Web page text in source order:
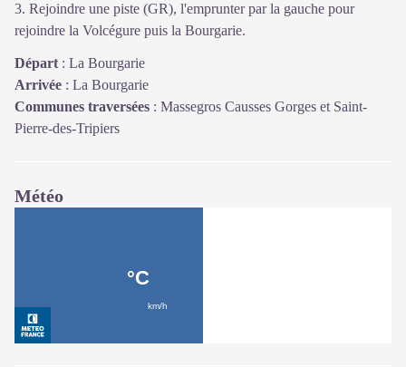
3. Rejoindre une piste (GR), l'emprunter par la gauche pour
rejoindre la Volcégure puis la Bourgarie.
Départ : La Bourgarie
Arrivée : La Bourgarie
Communes traversées : Massegros Causses Gorges et Saint-
Pierre-des-Tripiers
Météo